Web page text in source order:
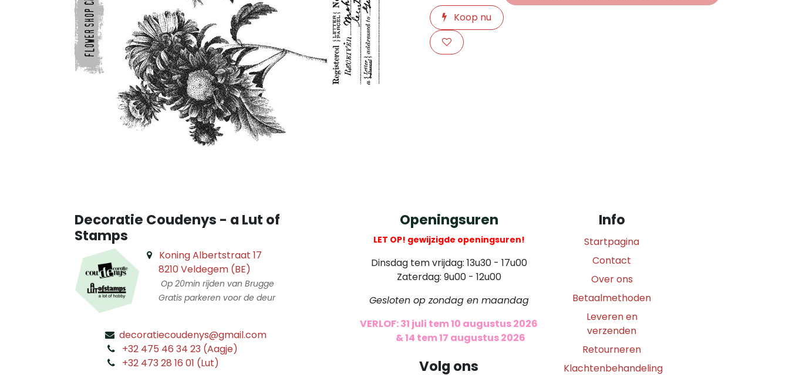
Koop nu
Decoratie Coudenys - a Lut of
Stamps
Koning Albertstraat 17
8210 Veldegem (BE)
Op 20min rijden van Brugge
Gratis parkeren voor de deur
decoratiecoudenys@gmail.com
+32 475 46 34 23 (Aagje)
+32 473 28 16 01 (Lut)
Openingsuren
LET OP! gewijzigde openingsuren!
Dinsdag tem vrijdag: 13u30 - 17u00
Zaterdag: 9u00 - 12u00
Gesloten op zondag en maandag
VERLOF: 31 juli tem 10 augustus 2026
& 14 tem 17 augustus 2026
Info
Startpagina
Contact
Over ons
Betaalmethoden
Leveren en
verzenden
Retourneren
Klachtenbehandeling
Volg ons